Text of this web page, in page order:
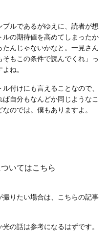
ルであるがゆえに、読者が想
の期待値を高めてしまったか
んじゃないかなと。一見さん
もこの条件で読んでくれ」っ
ね。
付けにも言えることなので、
自分もなんどか同じようなこ
のでは。僕もありますよ。
いてはこちら
りたい場合は、こちらの記事
の話は参考になるはずです。